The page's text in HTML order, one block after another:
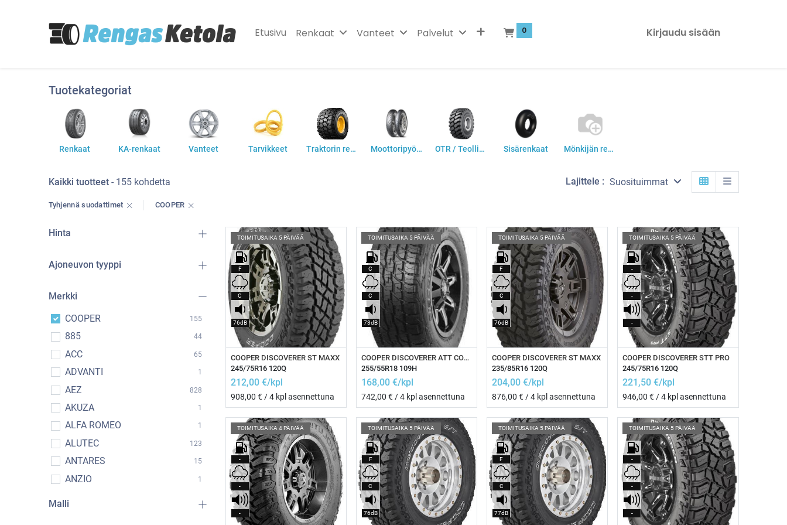
Etusivu Renkaat Vanteet Palvelut 0 Kirjaudu sisään
Tuotekategoriat
Renkaat KA-renkaat Vanteet Tarvikkeet Traktorin renkaat Moottoripyörän renkaat OTR / Teollisuus Sisärenkaat Mönkijän renkaat
Kaikki tuotteet - 155 kohdetta Lajittele : Suosituimmat
Tyhjennä suodattimet COOPER
Hinta
Ajoneuvon tyyppi
Merkki
COOPER
155
885 44
ACC 65
ADVANTI 1
AEZ 828
AKUZA 1
ALFA ROMEO 1
ALUTEC 123
ANTARES 15
ANZIO 1
Malli
TOIMITUSAIKA 5 PÄIVÄÄ
F
C
76dB
Lisää ostoskoriin
COOPER DISCOVERER ST MAXX
245/75R16 120Q
212,00€/kpl
908,00 € / 4 kpl asennettuna
TOIMITUSAIKA 5 PÄIVÄÄ
C
C
73dB
Lisää ostoskoriin
COOPER DISCOVERER ATT COOPER
255/55R18 109H
168,00€/kpl
742,00 € / 4 kpl asennettuna
TOIMITUSAIKA 5 PÄIVÄÄ
F
C
76dB
Lisää ostoskoriin
COOPER DISCOVERER ST MAXX
235/85R16 120Q
204,00 €/kpl
876,00 € / 4 kpl asennettuna
TOIMITUSAIKA 5 PÄIVÄÄ
-
-
-
Lisää ostoskoriin
COOPER DISCOVERER STT PRO
245/75R16 120Q
221,50 €/kpl
946,00 € / 4 kpl asennettuna
TOIMITUSAIKA 4 PÄIVÄÄ
-
-
-
TOIMITUSAIKA 5 PÄIVÄÄ
F
C
76dB
TOIMITUSAIKA 5 PÄIVÄÄ
F
C
77dB
TOIMITUSAIKA 5 PÄIVÄÄ
-
-
-